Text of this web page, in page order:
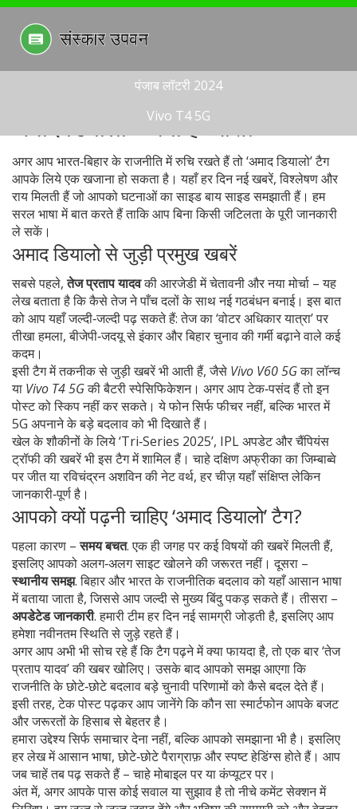
पंजाब लॉटरी 2024
Vivo T4 5G
अमाद डियालो – क्या है खास?
अगर आप भारत‑बिहार के राजनीति में रुचि रखते हैं तो ‘अमाद डियालो’ टैग
आपके लिये एक खजाना हो सकता है। यहाँ हर दिन नई खबरें, विश्लेषण और
राय मिलती हैं जो आपको घटनाओं का साइड बाय साइड समझाती हैं। हम
सरल भाषा में बात करते हैं ताकि आप बिना किसी जटिलता के पूरी जानकारी
ले सकें।
अमाद डियालो से जुड़ी प्रमुख खबरें
सबसे पहले,तेज प्रताप यादवकी आरजेडी में चेतावनी और नया मोर्चा – यह
लेख बताता है कि कैसे तेज ने पाँच दलों के साथ नई गठबंधन बनाई। इस बात
को आप यहाँ जल्दी‑जल्दी पढ़ सकते हैं: तेज का ‘वोटर अधिकार यात्रा’ पर
तीखा हमला, बीजेपी‑जदयू से इंकार और बिहार चुनाव की गर्मी बढ़ाने वाले कई
कदम।
इसी टैग में तकनीक से जुड़ी खबरें भी आती हैं, जैसे Vivo V60 5Gका लॉन्च
या Vivo T4 5Gकी बैटरी स्पेसिफिकेशन। अगर आप टेक‑पसंद हैं तो इन
पोस्ट को स्किप नहीं कर सकते। ये फोन सिर्फ फीचर नहीं, बल्कि भारत में
5G अपनाने के बड़े बदलाव को भी दिखाते हैं।
खेल के शौकीनों के लिये ‘Tri‑Series 2025’, IPL अपडेट और चैंपियंस
ट्रॉफी की खबरें भी इस टैग में शामिल हैं। चाहे दक्षिण अफ्रीका का जिम्बाब्वे
पर जीत या रविचंद्रन अशविन की नेट वर्थ, हर चीज़ यहाँ संक्षिप्त लेकिन
जानकारी‑पूर्ण है।
आपको क्यों पढ़नी चाहिए ‘अमाद डियालो’ टैग?
पहला कारण –समय बचत. एक ही जगह पर कई विषयों की खबरें मिलती हैं,
इसलिए आपको अलग‑अलग साइट खोलने की जरूरत नहीं। दूसरा –
स्थानीय समझ. बिहार और भारत के राजनीतिक बदलाव को यहाँ आसान भाषा
में बताया जाता है, जिससे आप जल्दी से मुख्य बिंदु पकड़ सकते हैं। तीसरा –
अपडेटेड जानकारी. हमारी टीम हर दिन नई सामग्री जोड़ती है, इसलिए आप
हमेशा नवीनतम स्थिति से जुड़े रहते हैं।
अगर आप अभी भी सोच रहे हैं कि टैग पढ़ने में क्या फायदा है, तो एक बार ‘तेज
प्रताप यादव’ की खबर खोलिए। उसके बाद आपको समझ आएगा कि
राजनीति के छोटे‑छोटे बदलाव बड़े चुनावी परिणामों को कैसे बदल देते हैं।
इसी तरह, टेक पोस्ट पढ़कर आप जानेंगे कि कौन सा स्मार्टफोन आपके बजट
और जरूरतों के हिसाब से बेहतर है।
हमारा उद्देश्य सिर्फ समाचार देना नहीं, बल्कि आपको समझाना भी है। इसलिए
हर लेख में आसान भाषा, छोटे‑छोटे पैराग्राफ़ और स्पष्ट हेडिंग्स होते हैं। आप
जब चाहें तब पढ़ सकते हैं – चाहे मोबाइल पर या कंप्यूटर पर।
अंत में, अगर आपके पास कोई सवाल या सुझाव है तो नीचे कमेंट सेक्शन में